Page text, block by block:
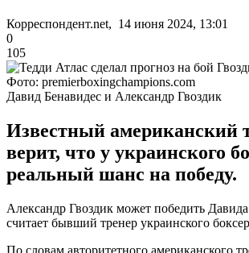
Корреспондент.net, 14 июня 2024, 13:01
0
105
Фото: premierboxingchampions.com
Давид Бенавидес и Александр Гвоздик
Известный американский
верит, что у украинского
реальный шанс на победу.
Александр Гвоздик может победить
считает бывший тренер украинского
По словам авторитетного американского